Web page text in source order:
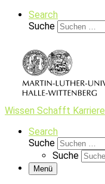
Search
Suche
Wissen Schafft Karriere
Search
Suche
Suche
Menü